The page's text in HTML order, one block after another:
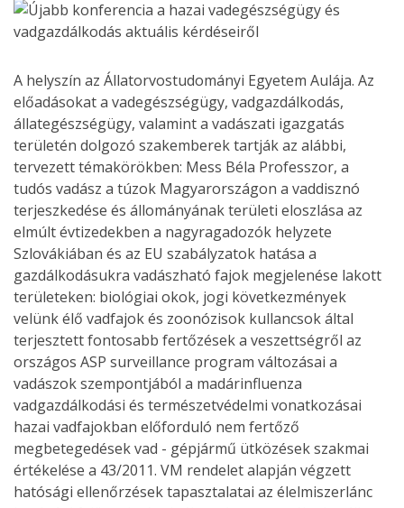
A helyszín az Állatorvostudományi Egyetem Aulája. Az
előadásokat a vadegészségügy, vadgazdálkodás,
állategészségügy, valamint a vadászati igazgatás
területén dolgozó szakemberek tartják az alábbi,
tervezett témakörökben: Mess Béla Professzor, a
tudós vadász a túzok Magyarországon a vaddisznó
terjeszkedése és állományának területi eloszlása az
elmúlt évtizedekben a nagyragadozók helyzete
Szlovákiában és az EU szabályzatok hatása a
gazdálkodásukra vadászható fajok megjelenése lakott
területeken: biológiai okok, jogi következmények
velünk élő vadfajok és zoonózisok kullancsok által
terjesztett fontosabb fertőzések a veszettségről az
országos ASP surveillance program változásai a
vadászok szempontjából a madárinfluenza
vadgazdálkodási és természetvédelmi vonatkozásai
hazai vadfajokban előforduló nem fertőző
megbetegedések vad - gépjármű ütközések szakmai
értékelése a 43/2011. VM rendelet alapján végzett
hatósági ellenőrzések tapasztalatai az élelmiszerlánc